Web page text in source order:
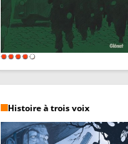
Histoire à trois voix